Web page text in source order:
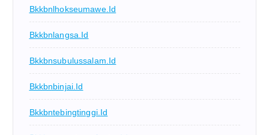
Bkkbnlhokseumawe.id
Bkkbnlangsa.id
Bkkbnsubulussalam.id
Bkkbnbinjai.id
Bkkbntebingtinggi.id